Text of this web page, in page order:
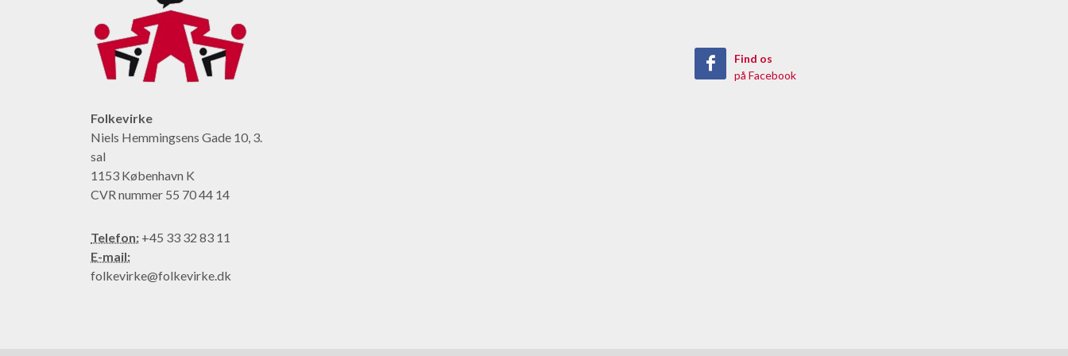
Folkevirke
Niels Hemmingsens Gade 10, 3.
sal
1153 København K
CVR nummer 55 70 44 14
Telefon: +45 33 32 83 11
E-mail:
folkevirke@folkevirke.dk
Find os
på Facebook